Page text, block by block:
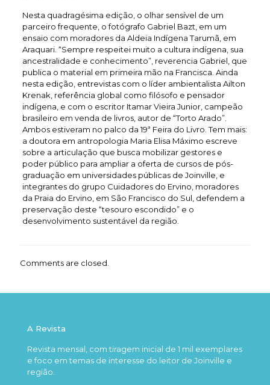
Nesta quadragésima edição, o olhar sensível de um
parceiro frequente, o fotógrafo Gabriel Bazt, em um
ensaio com moradores da Aldeia Indígena Tarumã, em
Araquari. “Sempre respeitei muito a cultura indígena, sua
ancestralidade e conhecimento”, reverencia Gabriel, que
publica o material em primeira mão na Francisca. Ainda
nesta edição, entrevistas com o líder ambientalista Ailton
Krenak, referência global como filósofo e pensador
indígena, e com o escritor Itamar Vieira Junior, campeão
brasileiro em venda de livros, autor de “Torto Arado”.
Ambos estiveram no palco da 19ª Feira do Livro. Tem mais:
a doutora em antropologia Maria Elisa Máximo escreve
sobre a articulação que busca mobilizar gestores e
poder público para ampliar a oferta de cursos de pós-
graduação em universidades públicas de Joinville, e
integrantes do grupo Cuidadores do Ervino, moradores
da Praia do Ervino, em São Francisco do Sul, defendem a
preservação deste “tesouro escondido” e o
desenvolvimento sustentável da região.
Comments are closed.
A Revista
Revista mensal, com tiragem inicial de 1 mil exemplares
e foco em temas de interesse do leitor de Joinville e
região.